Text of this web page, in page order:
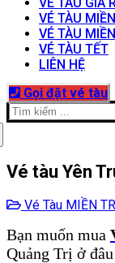
VÉ TÀU
VÉ TÀU
VÉ TÀU TẾT
LIÊN HỆ
Gọi đặt vé tàu
Tìm
kiếm
Vé tàu Yên
Vé Tàu MIỀN
Bạn muốn mua
Quảng Trị ở